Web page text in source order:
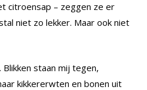
citroensap – zeggen ze er
niet zo lekker. Maar ook niet
staan mij tegen,
kikkererwten en bonen uit